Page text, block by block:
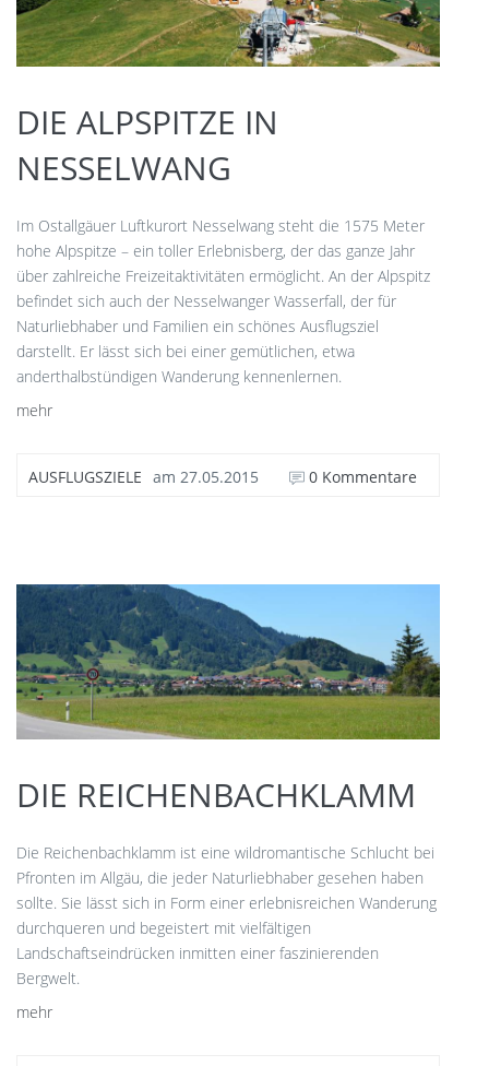
DIE ALPSPITZE IN
NESSELWANG
Im Ostallgäuer Luftkurort Nesselwang steht die 1575 Meter
hohe Alpspitze – ein toller Erlebnisberg, der das ganze Jahr
über zahlreiche Freizeitaktivitäten ermöglicht. An der Alpspitz
befindet sich auch der Nesselwanger Wasserfall, der für
Naturliebhaber und Familien ein schönes Ausflugsziel
darstellt. Er lässt sich bei einer gemütlichen, etwa
anderthalbstündigen Wanderung kennenlernen.
mehr
AUSFLUGSZIELE am 27.05.2015 0 Kommentare
DIE REICHENBACHKLAMM
Die Reichenbachklamm ist eine wildromantische Schlucht bei
Pfronten im Allgäu, die jeder Naturliebhaber gesehen haben
sollte. Sie lässt sich in Form einer erlebnisreichen Wanderung
durchqueren und begeistert mit vielfältigen
Landschaftseindrücken inmitten einer faszinierenden
Bergwelt.
mehr